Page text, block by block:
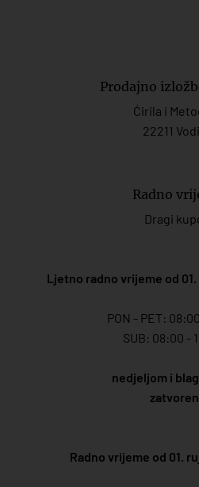
Prodajno
Ćirila i
22211
Radno
Dragi
Ljetno radno vrijeme od
PON - PET:
SUB: 08:00 -
nedjeljom i
Radno vrijeme od 01.